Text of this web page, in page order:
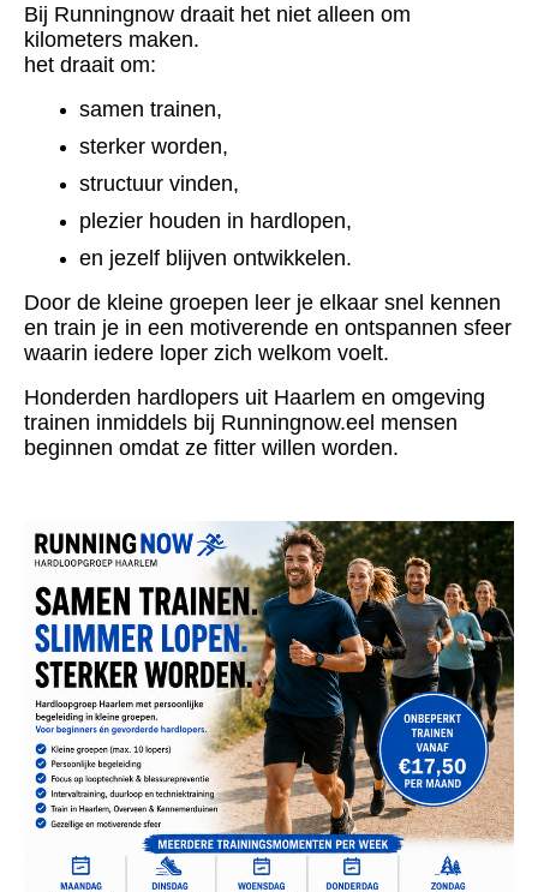
Bij Runningnow draait het niet alleen om
kilometers maken.
het draait om:
samen trainen,
sterker worden,
structuur vinden,
plezier houden in hardlopen,
en jezelf blijven ontwikkelen.
Door de kleine groepen leer je elkaar snel kennen
en train je in een motiverende en ontspannen sfeer
waarin iedere loper zich welkom voelt.
Honderden hardlopers uit Haarlem en omgeving
trainen inmiddels bij Runningnow.eel mensen
beginnen omdat ze fitter willen worden.